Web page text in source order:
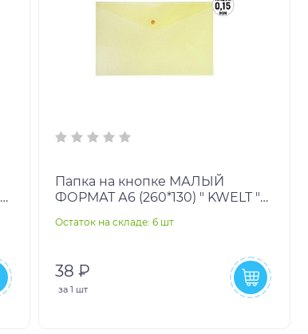
Папка на кнопке МАЛЫЙ
ФОРМАТ А6 (260*130) " KWELT "
полупрозрачная
Остаток на складе: 6 шт
38 ₽
за 1 шт